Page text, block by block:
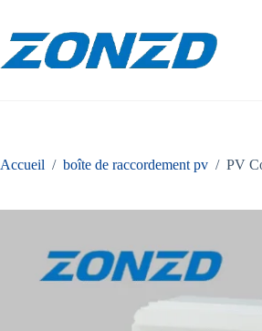
content
Accueil / boîte de raccordement pv / PV